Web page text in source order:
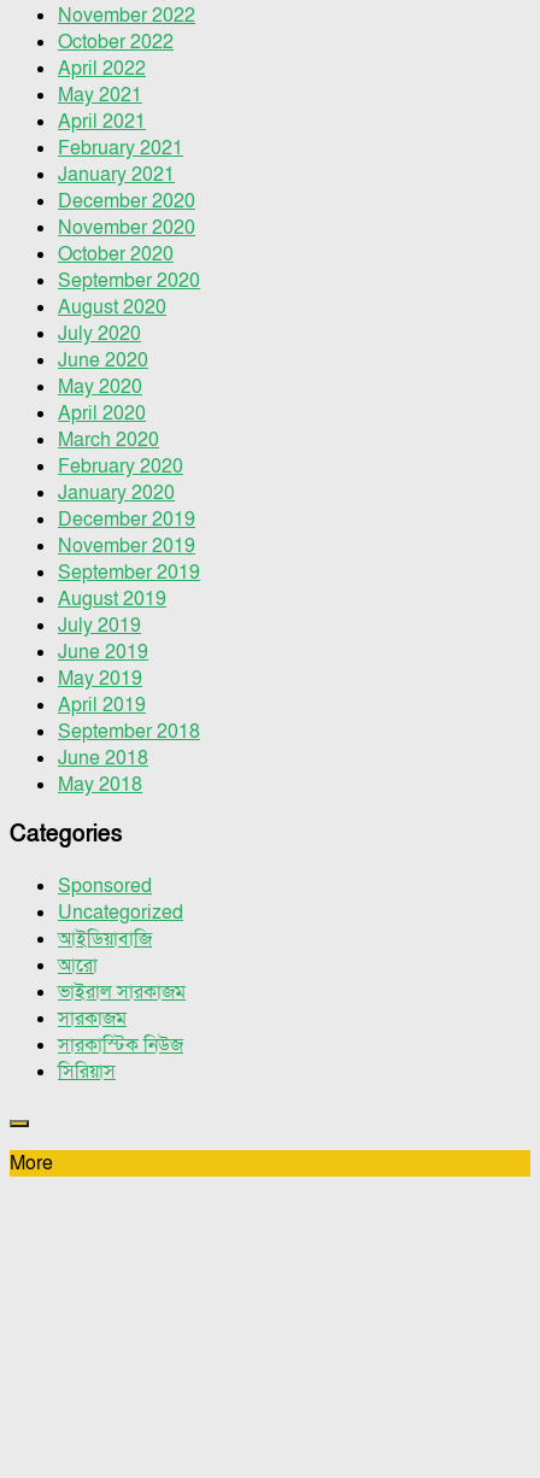
November 2022
October 2022
April 2022
May 2021
April 2021
February 2021
January 2021
December 2020
November 2020
October 2020
September 2020
August 2020
July 2020
June 2020
May 2020
April 2020
March 2020
February 2020
January 2020
December 2019
November 2019
September 2019
August 2019
July 2019
June 2019
May 2019
April 2019
September 2018
June 2018
May 2018
Categories
Sponsored
Uncategorized
আইডিয়াবাজি
আরো
ভাইরাল সারকাজম
সারকাজম
সারকাস্টিক নিউজ
সিরিয়াস
More